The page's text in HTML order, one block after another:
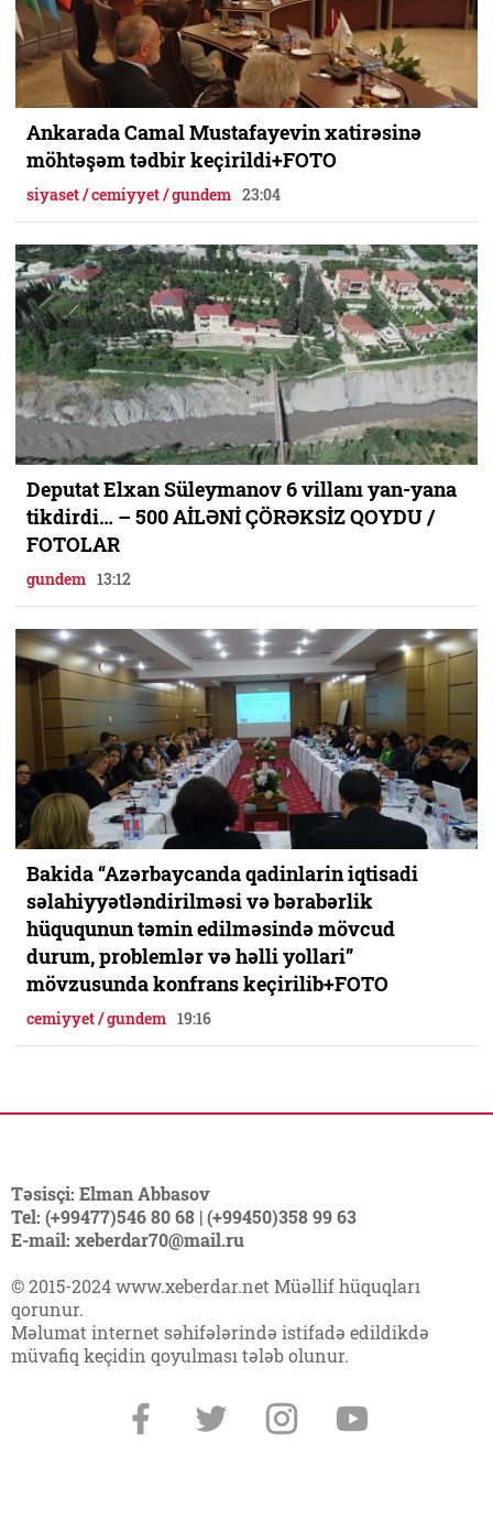
Ankarada Camal Mustafayevin xatirəsinə
möhtəşəm tədbir keçirildi+FOTO
siyaset / cemiyyet / gundem 23:04
Deputat Elxan Süleymanov 6 villanı yan-yana
tikdirdi… – 500 AİLƏNİ ÇÖRƏKSİZ QOYDU /
FOTOLAR
gundem 13:12
Bakida “Azərbaycanda qadinlarin iqtisadi
səlahiyyətləndirilməsi və bərabərlik
hüququnun təmin edilməsində mövcud
durum, problemlər və həlli yollari”
mövzusunda konfrans keçirilib+FOTO
cemiyyet / gundem 19:16
Təsisçi: Elman Abbasov
Tel: (+99477)546 80 68 | (+99450)358 99 63
E-mail: xeberdar70@mail.ru
© 2015-2024 www.xeberdar.net Müəllif hüquqları
qorunur.
Məlumat internet səhifələrində istifadə edildikdə
müvafiq keçidin qoyulması tələb olunur.